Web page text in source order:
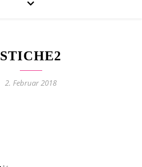
STICHE2
2. Februar 2018